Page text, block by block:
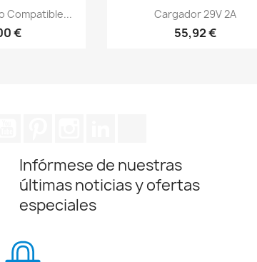
rápida
Compatible...
€
Vista rápida
Cargador 29V 2A
55,92 €
Infórmese de nuestras
últimas noticias y ofertas
especiales